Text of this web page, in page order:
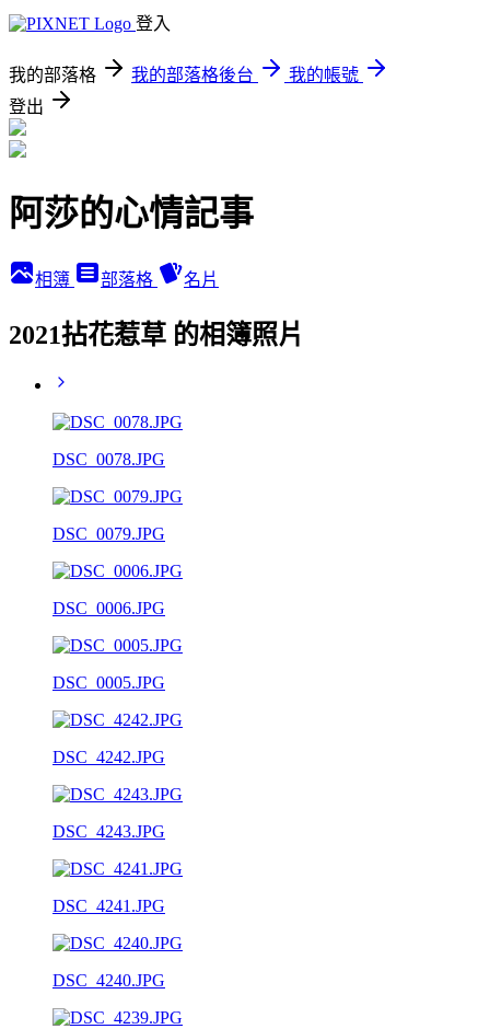
登入
我的部落格 我的部落格後台
我的帳號
登出
阿莎的心情記事
相簿 部落格 名片
2021拈花惹草 的相簿照片
DSC_0078.JPG
DSC_0079.JPG
DSC_0006.JPG
DSC_0005.JPG
DSC_4242.JPG
DSC_4243.JPG
DSC_4241.JPG
DSC_4240.JPG